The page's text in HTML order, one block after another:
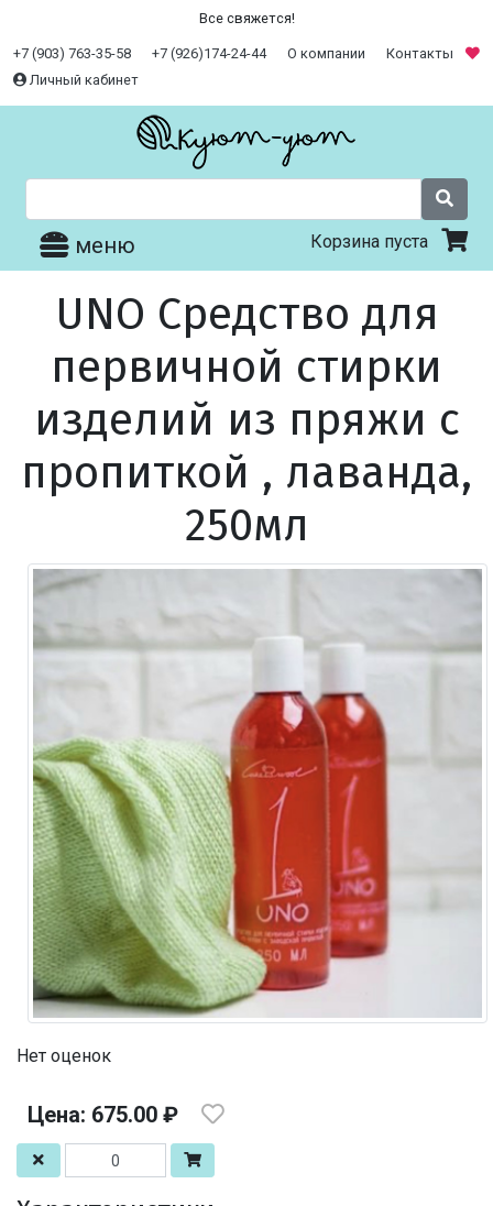
Все свяжется!
+7 (903) 763-35-58 +7 (926)174-24-44 О компании
Контакты
Личный кабинет
меню Корзина пуста
UNO Средство для
первичной стирки
изделий из пряжи с
пропиткой , лаванда,
250мл
Нет оценок
Цена: 675.00 ₽